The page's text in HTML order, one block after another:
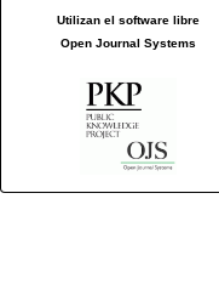
Utilizan el software libre
Open Journal Systems